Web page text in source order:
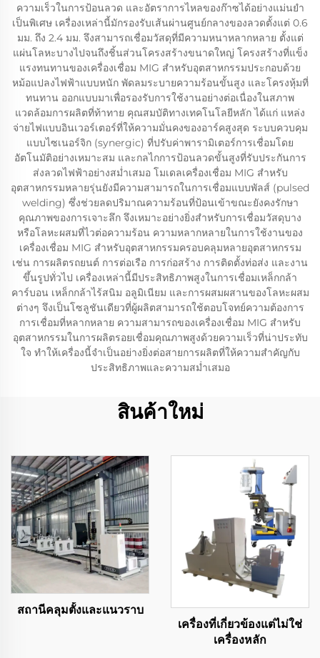
ความเร็วในการป้อนลวด และอัตราการไหลของก๊าซได้อย่างแม่นยำ
เป็นพิเศษ เครื่องเหล่านี้มักรองรับเส้นผ่านศูนย์กลางของลวดตั้งแต่ 0.6
มม. ถึง 2.4 มม. จึงสามารถเชื่อมวัสดุที่มีความหนาหลากหลาย ตั้งแต่
แผ่นโลหะบางไปจนถึงชิ้นส่วนโครงสร้างขนาดใหญ่ โครงสร้างที่แข็ง
แรงทนทานของเครื่องเชื่อม MIG สำหรับอุตสาหกรรมประกอบด้วย
หม้อแปลงไฟฟ้าแบบหนัก พัดลมระบายความร้อนขั้นสูง และโครงหุ้มที่
ทนทาน ออกแบบมาเพื่อรองรับการใช้งานอย่างต่อเนื่องในสภาพ
แวดล้อมการผลิตที่ท้าทาย คุณสมบัติทางเทคโนโลยีหลัก ได้แก่ แหล่ง
จ่ายไฟแบบอินเวอร์เตอร์ที่ให้ความมั่นคงของอาร์คสูงสุด ระบบควบคุม
แบบไซเนอร์จิก (synergic) ที่ปรับค่าพารามิเตอร์การเชื่อมโดย
อัตโนมัติอย่างเหมาะสม และกลไกการป้อนลวดขั้นสูงที่รับประกันการ
ส่งลวดไฟฟ้าอย่างสม่ำเสมอ โมเดลเครื่องเชื่อม MIG สำหรับ
อุตสาหกรรมหลายรุ่นยังมีความสามารถในการเชื่อมแบบพัลส์ (pulsed
welding) ซึ่งช่วยลดปริมาณความร้อนที่ป้อนเข้าขณะยังคงรักษา
คุณภาพของการเจาะลึก จึงเหมาะอย่างยิ่งสำหรับการเชื่อมวัสดุบาง
หรือโลหะผสมที่ไวต่อความร้อน ความหลากหลายในการใช้งานของ
เครื่องเชื่อม MIG สำหรับอุตสาหกรรมครอบคลุมหลายอุตสาหกรรม
เช่น การผลิตรถยนต์ การต่อเรือ การก่อสร้าง การติดตั้งท่อส่ง และงาน
ขึ้นรูปทั่วไป เครื่องเหล่านี้มีประสิทธิภาพสูงในการเชื่อมเหล็กกล้า
คาร์บอน เหล็กกล้าไร้สนิม อลูมิเนียม และการผสมผสานของโลหะผสม
ต่างๆ จึงเป็นโซลูชันเดียวที่ผู้ผลิตสามารถใช้ตอบโจทย์ความต้องการ
การเชื่อมที่หลากหลาย ความสามารถของเครื่องเชื่อม MIG สำหรับ
อุตสาหกรรมในการผลิตรอยเชื่อมคุณภาพสูงด้วยความเร็วที่น่าประทับ
ใจ ทำให้เครื่องนี้จำเป็นอย่างยิ่งต่อสายการผลิตที่ให้ความสำคัญกับ
ประสิทธิภาพและความสม่ำเสมอ
สินค้าใหม่
สถานีคลุมตั้งและแนวราบ
เครื่องที่เกี่ยวข้องแต่ไม่ใช่
เครื่องหลัก